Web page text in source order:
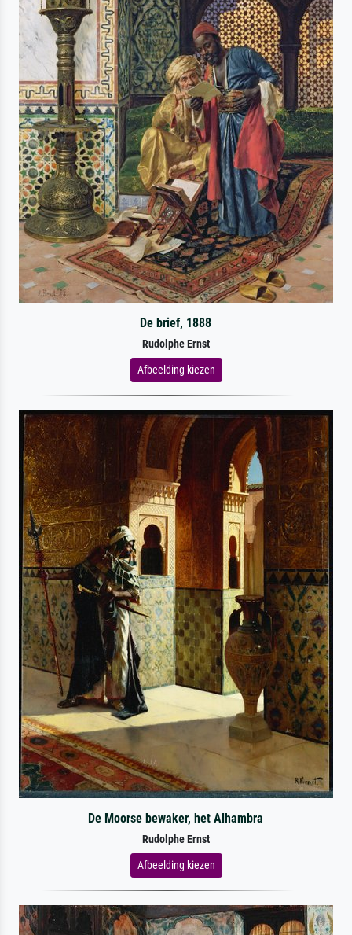
De brief, 1888
Rudolphe Ernst
Afbeelding kiezen
De Moorse bewaker, het Alhambra
Rudolphe Ernst
Afbeelding kiezen